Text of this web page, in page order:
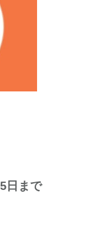
日まで